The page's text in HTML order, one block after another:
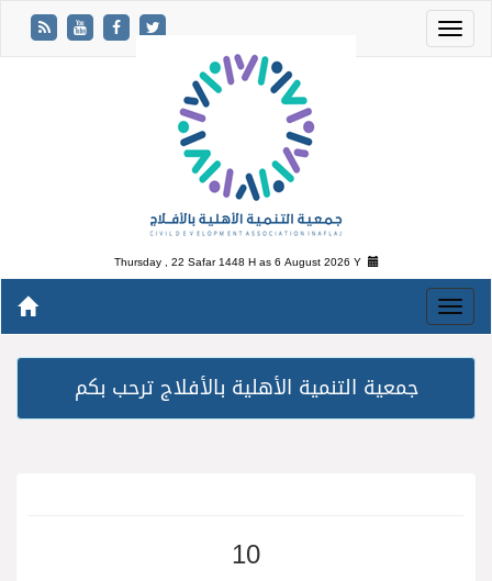
Thursday , 22 Safar 1448 H as6 August 2026 Y
جمعية التنمية الأهلية بالأفلاج ترحب بكم
10